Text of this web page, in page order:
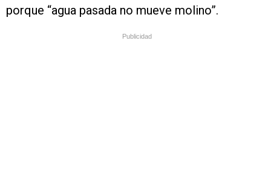
porque “agua pasada no mueve molino”.
Publicidad